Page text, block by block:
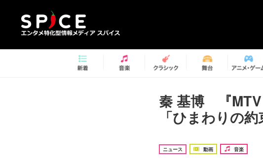
秦 基博 『
「ひまわりの
ニュース 動画 音楽